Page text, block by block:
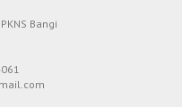
Bangi